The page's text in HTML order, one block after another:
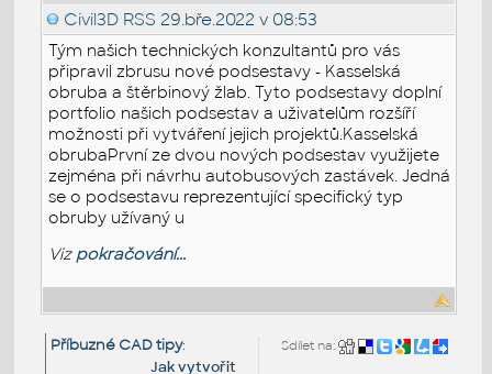
Civil3D RSS 29.bře.2022 v 08:53
Tým našich technických konzultantů pro vás
připravil zbrusu nové podsestavy - Kasselská
obruba a štěrbinový žlab. Tyto podsestavy doplní
portfolio našich podsestav a uživatelům rozšíří
možnosti při vytváření jejich projektů.Kasselská
obrubaPrvní ze dvou nových podsestav využijete
zejména při návrhu autobusových zastávek. Jedná
se o podsestavu reprezentující specifický typ
obruby užívaný u
Viz pokračování...
Sdílet na:
Příbuzné CAD tipy:
Jak vytvořit